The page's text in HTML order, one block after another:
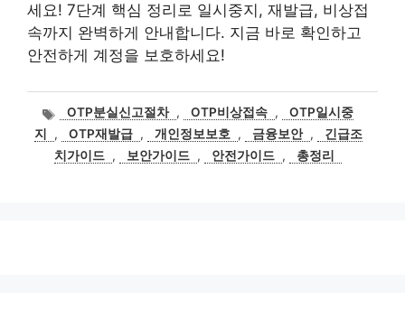
세요! 7단계 핵심 정리로 일시중지, 재발급, 비상접
속까지 완벽하게 안내합니다. 지금 바로 확인하고
안전하게 계정을 보호하세요!
태
그
OTP분실신고절차 , OTP비상접속 ,
OTP일시중
지
, OTP재발급 , 개인정보보호 , 금융보안 ,
긴급조
치가이드 , 보안가이드 , 안전가이드 , 총정리